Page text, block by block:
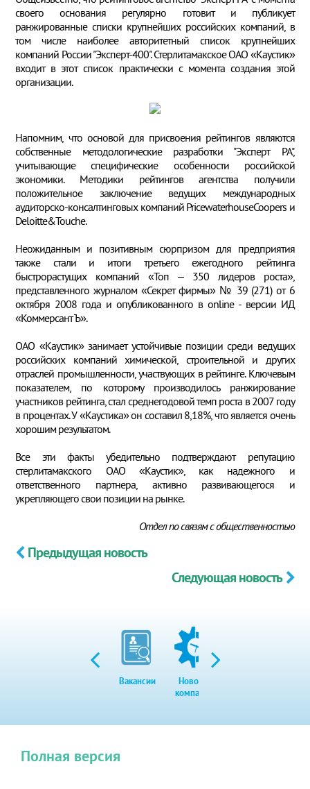
своего основания регулярно готовит и публикует
ранжированные списки крупнейших российских компаний, в
том числе наиболее авторитетный список крупнейших
компаний России "Эксперт-400". Стерлитамакское ОАО «Каустик»
входит в этот список практически с момента создания этой
организации.
Напомним, что основой для присвоения рейтингов являются
собственные методологические разработки "Эксперт РА",
учитывающие специфические особенности российской
экономики. Методики рейтингов агентства получили
положительное заключение ведущих международных
аудиторско-консалтинговых компаний PricewaterhouseCoopers и
Deloitte&Touche.
Неожиданным и позитивным сюрпризом для предприятия
также стали и итоги третьего ежегодного рейтинга
быстрорастущих компаний «Топ – 350 лидеров роста»,
представленного журналом «Секрет фирмы» № 39 (271) от 6
октября 2008 года и опубликованного в online - версии ИД
«Коммерсант Ъ».
ОАО «Каустик» занимает устойчивые позиции среди ведущих
российских компаний химической, строительной и других
отраслей промышленности, участвующих в рейтинге. Ключевым
показателем, по которому производилось ранжирование
участников рейтинга, стал среднегодовой темп роста в 2007 году
в процентах. У «Каустика» он составил 8,18%, что является очень
хорошим результатом.
Все эти факты убедительно подтверждают репутацию
стерлитамакского ОАО «Каустик», как надежного и
ответственного партнера, активно развивающегося и
укрепляющего свои позиции на рынке.
Отдел по связям с общественностью
Предыдущая новость
Следующая новость
Вакансии
Новости
компании
Полная версия